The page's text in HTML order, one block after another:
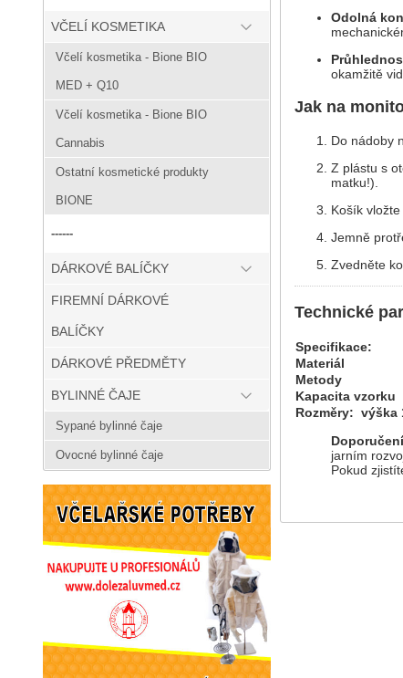
VČELÍ KOSMETIKA
Včelí kosmetika - Bione BIO
MED + Q10
Včelí kosmetika - Bione BIO
Cannabis
Ostatní kosmetické produkty
BIONE
------
DÁRKOVÉ BALÍČKY
FIREMNÍ DÁRKOVÉ
BALÍČKY
DÁRKOVÉ PŘEDMĚTY
BYLINNÉ ČAJE
Sypané bylinné čaje
Ovocné bylinné čaje
Odolná
okamžitě
Jak na
Do nádoby
Z plástu s
matku!).
Košík
Jemně
Zvedněte
Technické
Specifikace:
Materiál
Metody
Kapacita vzorku
Rozměry: výška
jarním
Pokud